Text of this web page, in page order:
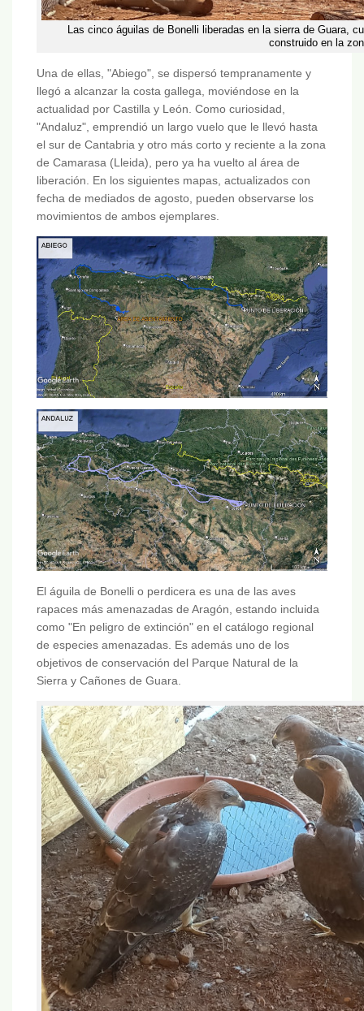
Las cinco águilas de Bonelli liberadas en la sierra de Guara,
construido en la
Una de ellas, "Abiego", se dispersó tempranamente y
llegó a alcanzar la costa gallega, moviéndose en la
actualidad por Castilla y León. Como curiosidad,
"Andaluz", emprendió un largo vuelo que le llevó hasta
el sur de Cantabria y otro más corto y reciente a la zona
de Camarasa (Lleida), pero ya ha vuelto al área de
liberación. En los siguientes mapas, actualizados con
fecha de mediados de agosto, pueden observarse los
movimientos de ambos ejemplares.
El águila de Bonelli o perdicera es una de las aves
rapaces más amenazadas de Aragón, estando incluida
como "En peligro de extinción" en el catálogo regional
de especies amenazadas. Es además uno de los
objetivos de conservación del Parque Natural de la
Sierra y Cañones de Guara.